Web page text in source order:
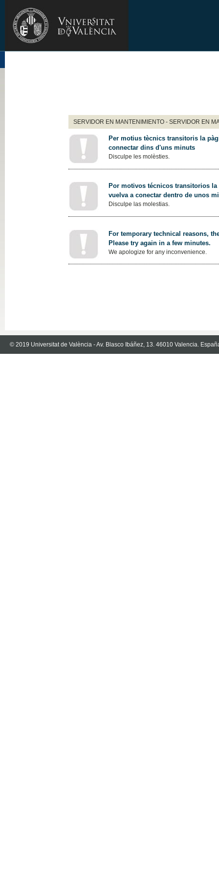
SERVIDOR EN MANTENIMIENTO - SERVIDOR EN
Per motius tècnics transitoris la
connectar dins d'uns minuts
Disculpe les molèsties.
Por motivos técnicos transitorios
vuelva a conectar dentro de unos
Disculpe las molestias.
For temporary technical reasons,
Please try again in a few minutes.
We apologize for any inconvenience.
© 2019 Universitat de València - Av. Blasco Ibáñez, 13. 46010 Valencia.